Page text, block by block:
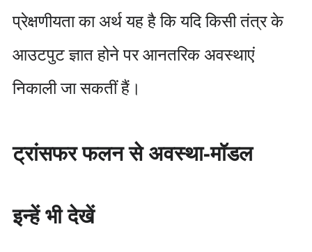
प्रेक्षणीयता का अर्थ यह है कि यदि किसी तंत्र के
आउटपुट ज्ञात होने पर आनतरिक अवस्थाएं
निकाली जा सकतीं हैं।
ट्रांसफर फलन से अवस्था-मॉडल
इन्हें भी देखें